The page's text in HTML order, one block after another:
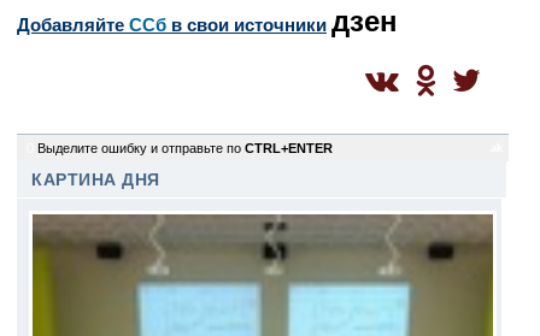
Добавляйте CСб в свои источники дзен
Выделите ошибку и отправьте по CTRL+ENTER
КАРТИНА ДНЯ